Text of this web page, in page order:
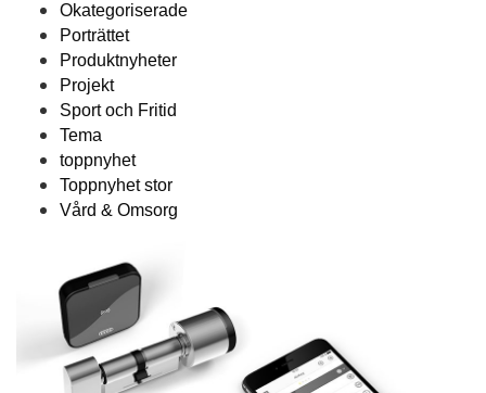
Okategoriserade
Porträttet
Produktnyheter
Projekt
Sport och Fritid
Tema
toppnyhet
Toppnyhet stor
Vård & Omsorg